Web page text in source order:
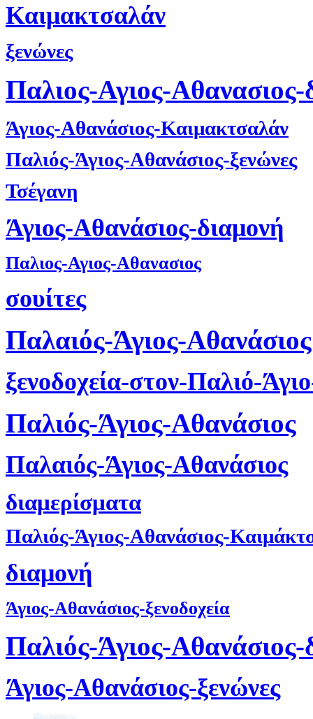
Καιμακτσαλάν
ξενώνες
Παλιος-Αγιος-Αθανασιος-
Άγιος-Αθανάσιος-Καιμακτσαλάν
Παλιός-Άγιος-Αθανάσιος-ξενώνες
Τσέγανη
Άγιος-Αθανάσιος-διαμονή
Παλιος-Αγιος-Αθανασιος
σουίτες
Παλαιός-Άγιος-Αθανάσιος
ξενοδοχεία-στον-Παλιό-
Παλιός-Άγιος-Αθανάσιος
Παλαιός-Άγιος-Αθανάσιος
διαμερίσματα
Παλιός-Άγιος-Αθανάσιος-
διαμονή
Άγιος-Αθανάσιος-ξενοδοχεία
Παλιός-Άγιος-Αθανάσιος-
Άγιος-Αθανάσιος-ξενώνες